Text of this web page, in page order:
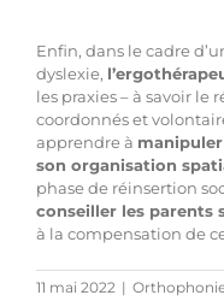
Enfin, dans le cadre
dyslexie,
les praxies – à savoir
coordonnés et
apprendre à manipuler
son organisation
phase de réinsertion
conseiller les parents
à la compensation de
11 mai 2022 |